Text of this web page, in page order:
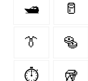
🛥 🥛
👔 🥯
⏱ 🥡